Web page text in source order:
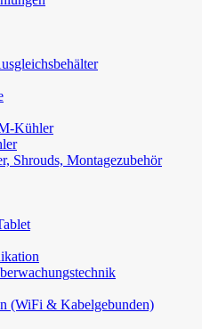
Kühler
Shrouds, Montagezubehör
(WiFi & Kabelgebunden)